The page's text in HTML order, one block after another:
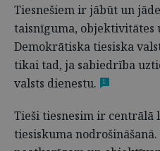
Tiesnešiem ir jābūt un
taisnīguma, objektivitātes
Demokrātiska tiesiska
tikai tad, ja sabiedrība
valsts dienestu.
1
Tieši tiesnesim ir centrālā
tiesiskuma